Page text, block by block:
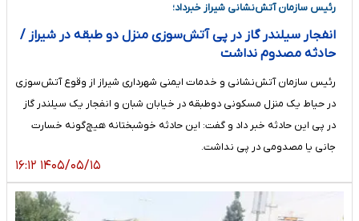
رئیس سازمان آتش‌نشانی شیراز خبرداد؛
انفجار سیلندر گاز در پی آتش‌سوزی منزل دو طبقه در شیراز /
حادثه مصدوم نداشت
رئیس سازمان آتش‌نشانی و خدمات ایمنی شهرداری شیراز از وقوع آتش‌سوزی
در حیاط یک منزل مسکونی دوطبقه در خیابان شبان و انفجار یک سیلندر گاز
در پی این حادثه خبر داد و گفت: این حادثه خوشبختانه هیچ‌گونه خسارت
جانی یا مصدومی در پی نداشت.
۱۴۰۵/۰۵/۱۵ ۱۶:۱۲